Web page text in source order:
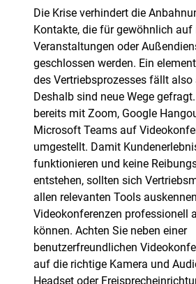
Die Krise verhindert die
Kontakte, die für gewöhnlich auf
Veranstaltungen oder
geschlossen werden. Ein
des Vertriebsprozesses fällt also
Deshalb sind neue Wege
bereits mit Zoom, Google
Microsoft Teams auf
umgestellt. Damit
funktionieren und keine
entstehen, sollten sich
allen relevanten Tools
Videokonferenzen professionell
können. Achten Sie neben einer
benutzerfreundlichen
auf die richtige Kamera und
Headset oder